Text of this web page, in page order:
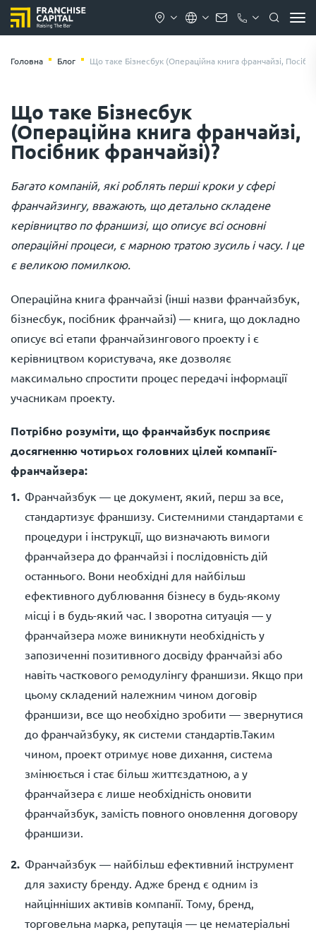
Головна Блог Що таке Бізнесбук (Операційна книга франчайзі,
Що таке Бізнесбук
(Операційна книга франчайзі,
Посібник франчайзі)?
Багато компаній, які роблять перші кроки у сфері
франчайзингу, вважають, що детально складене
керівництво по франшизі, що описує всі основні
операційні процеси, є марною тратою зусиль і часу. І це
є великою помилкою.
Операційна книга франчайзі (інші назви франчайзбук,
бізнесбук, посібник франчайзі) — книга, що докладно
описує всі етапи франчайзингового проекту і є
керівництвом користувача, яке дозволяє
максимально спростити процес передачі інформації
учасникам проекту.
Потрібно розуміти, що франчайзбук посприяє
досягненню чотирьох головних цілей компанії-
франчайзера:
Франчайзбук — це документ, який, перш за все,
стандартизує франшизу. Системними стандартами є
процедури і інструкції, що визначають вимоги
франчайзера до франчайзі і послідовність дій
останнього. Вони необхідні для найбільш
ефективного дублювання бізнесу в будь-якому
місці і в будь-який час. І зворотна ситуація — у
франчайзера може виникнути необхідність у
запозиченні позитивного досвіду франчайзі або
навіть часткового ремодулінгу франшизи. Якщо при
цьому складений належним чином договір
франшизи, все що необхідно зробити — звернутися
до франчайзбуку, як системи стандартів.Таким
чином, проект отримує нове дихання, система
змінюється і стає більш життєздатною, а у
франчайзера є лише необхідність оновити
франчайзбук, замість повного оновлення договору
франшизи.
Франчайзбук — найбільш ефективний інструмент
для захисту бренду. Адже бренд є одним із
найцінніших активів компанії. Тому, бренд,
торговельна марка, репутація — це нематеріальні